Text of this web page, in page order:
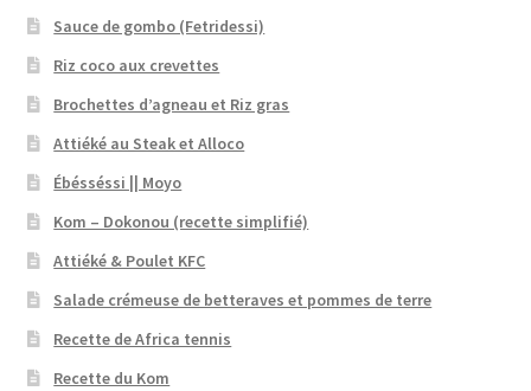
Sauce de gombo (Fetridessi)
Riz coco aux crevettes
Brochettes d’agneau et Riz gras
Attiéké au Steak et Alloco
Ébésséssi || Moyo
Kom – Dokonou (recette simplifié)
Attiéké & Poulet KFC
Salade crémeuse de betteraves et pommes de terre
Recette de Africa tennis
Recette du Kom